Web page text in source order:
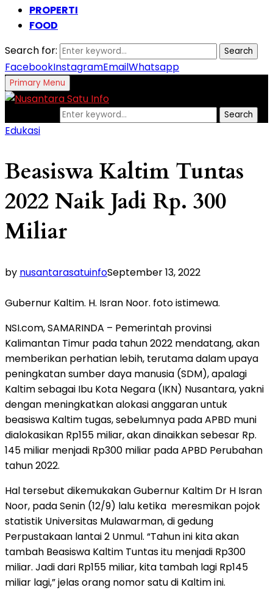
PROPERTI
FOOD
Search for:
Search
FacebookInstagramEmailWhatsapp
Primary Menu
Search
Edukasi
Beasiswa Kaltim Tuntas
2022 Naik Jadi Rp. 300
Miliar
by nusantarasatuinfoSeptember 13, 2022
Gubernur Kaltim. H. Isran Noor. foto istimewa.
NSI.com, SAMARINDA – Pemerintah provinsi
Kalimantan Timur pada tahun 2022 mendatang, akan
memberikan perhatian lebih, terutama dalam upaya
peningkatan sumber daya manusia (SDM), apalagi
Kaltim sebagai Ibu Kota Negara (IKN) Nusantara, yakni
dengan meningkatkan alokasi anggaran untuk
beasiswa Kaltim tugas, sebelumnya pada APBD muni
dialokasikan Rp155 miliar, akan dinaikkan sebesar Rp.
145 miliar menjadi Rp300 miliar pada APBD Perubahan
tahun 2022.
Hal tersebut dikemukakan Gubernur Kaltim Dr H Isran
Noor, pada Senin (12/9) lalu ketika meresmikan pojok
statistik Universitas Mulawarman, di gedung
Perpustakaan lantai 2 Unmul. “Tahun ini kita akan
tambah Beasiswa Kaltim Tuntas itu menjadi Rp300
miliar. Jadi dari Rp155 miliar, kita tambah lagi Rp145
miliar lagi,” jelas orang nomor satu di Kaltim ini.